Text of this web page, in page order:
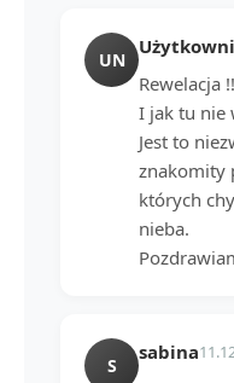
UN
Rewelacja
I jak tu nie
Jest to
znakomity
których
nieba.
S
sabina